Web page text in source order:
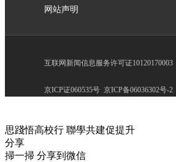
网站声明
互联网新闻信息服务许可证10120170003
京ICP证060535号 京ICP备06036302号-2
思踐悟高校行 聯學共建促提升
分享
掃一掃 分享到微信